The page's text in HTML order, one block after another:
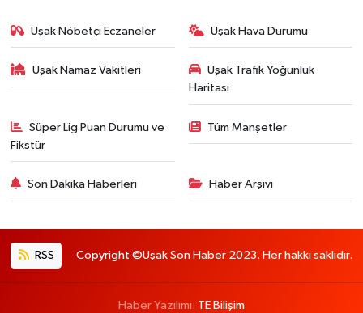
Uşak Nöbetçi Eczaneler Uşak Hava Durumu
Uşak Namaz Vakitleri
Uşak Trafik Yoğunluk
Haritası
Süper Lig Puan Durumu ve
Fikstür
Tüm Manşetler
Son Dakika Haberleri Haber Arşivi
RSS Copyright ©Uşak Son Haber 2023. Her hakkı saklıdır.
Haber Yazılımı: TE Bilişim